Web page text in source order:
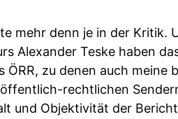
mehr denn je in der Kritik.
Alexander Teske haben
zu denen auch meine
rechtlichen
und Objektivität der